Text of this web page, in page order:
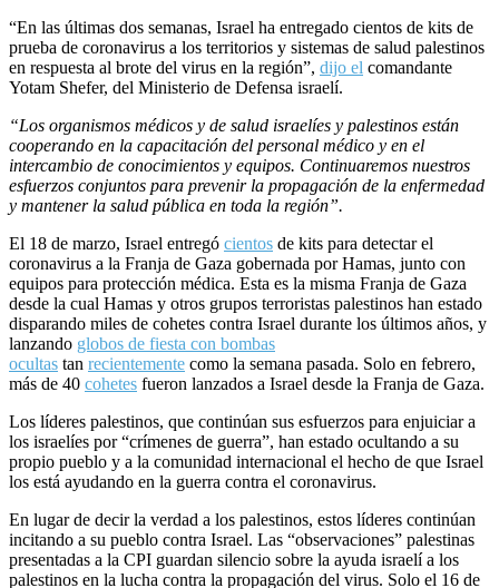
“En las últimas dos semanas, Israel ha entregado cientos de kits de
prueba de coronavirus a los territorios y sistemas de salud palestinos
en respuesta al brote del virus en la región”, dijo el comandante
Yotam Shefer, del Ministerio de Defensa israelí.
“Los organismos médicos y de salud israelíes y palestinos están
cooperando en la capacitación del personal médico y en el
intercambio de conocimientos y equipos. Continuaremos nuestros
esfuerzos conjuntos para prevenir la propagación de la enfermedad
y mantener la salud pública en toda la región”.
El 18 de marzo, Israel entregó cientos de kits para detectar el
coronavirus a la Franja de Gaza gobernada por Hamas, junto con
equipos para protección médica. Esta es la misma Franja de Gaza
desde la cual Hamas y otros grupos terroristas palestinos han estado
disparando miles de cohetes contra Israel durante los últimos años, y
lanzando globos de fiesta con bombas
ocultas tan recientemente como la semana pasada. Solo en febrero,
más de 40 cohetes fueron lanzados a Israel desde la Franja de Gaza.
Los líderes palestinos, que continúan sus esfuerzos para enjuiciar a
los israelíes por “crímenes de guerra”, han estado ocultando a su
propio pueblo y a la comunidad internacional el hecho de que Israel
los está ayudando en la guerra contra el coronavirus.
En lugar de decir la verdad a los palestinos, estos líderes continúan
incitando a su pueblo contra Israel. Las “observaciones” palestinas
presentadas a la CPI guardan silencio sobre la ayuda israelí a los
palestinos en la lucha contra la propagación del virus. Solo el 16 de